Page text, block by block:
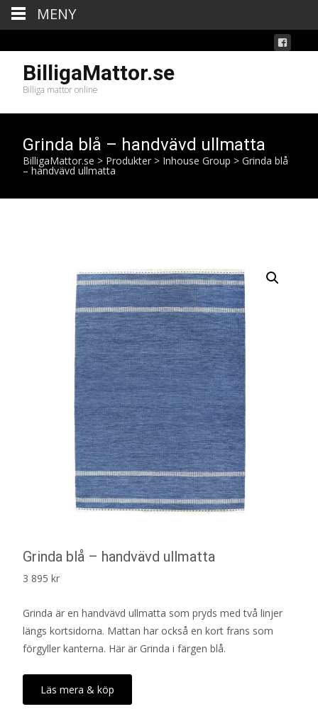
BilligaMattor.se
Billiga mattor online
Grinda blå – handvävd ullmatta
BilligaMattor.se > Produkter > Inhouse Group > Grinda blå
– handvävd ullmatta
Grinda blå – handvävd ullmatta
3 895 kr
Grinda är en handvävd ullmatta som pryds med två linjer
längs kortsidorna. Mattan har också en kort frans som
förgyller kanterna. Här är Grinda i färgen blå.
Läs mera & köp
MENY